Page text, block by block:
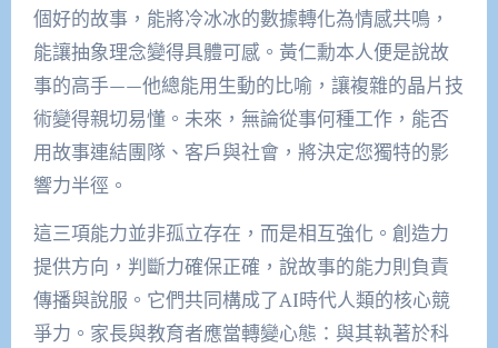
個好的故事，能將冷冰冰的數據轉化為情感共鳴，
能讓抽象理念變得具體可感。黃仁勳本人便是說故
事的高手——他總能用生動的比喻，讓複雜的晶片技
術變得親切易懂。未來，無論從事何種工作，能否
用故事連結團隊、客戶與社會，將決定您獨特的影
響力半徑。
這三項能力並非孤立存在，而是相互強化。創造力
提供方向，判斷力確保正確，說故事的能力則負責
傳播與說服。它們共同構成了AI時代人類的核心競
爭力。家長與教育者應當轉變心態：與其執著於科